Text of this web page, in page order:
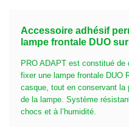
Accessoire adhésif
lampe frontale DUO
PRO ADAPT est constitué
fixer une lampe frontale DUO
casque, tout en conservant la
de la lampe. Système
chocs et à l’humidité.